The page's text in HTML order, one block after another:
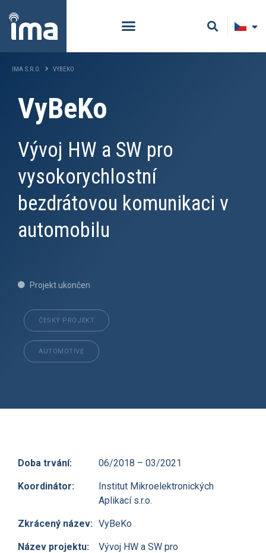
IMA S.R.O. VYBEKO
VyBeKo
Vývoj HW a SW pro
vysokorychlostní
bezdrátovou komunikaci v
automobilu
Projekt ukončen
ČESKÝ PROJEKT
AUTOMOTIVE
Doba trvání: 06/2018 – 03/2021
Koordinátor:
Institut Mikroelektronických
Aplikací s.r.o.
Zkrácený název: VyBeKo
Název projektu:
Vývoj HW a SW pro